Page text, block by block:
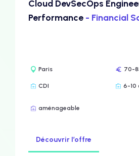
Cloud DevSecOps
Performance - Financial
Paris 70-
CDI 6-10
aménageable
Découvrir l’offre